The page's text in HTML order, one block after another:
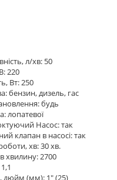
л/хв: 50
220
Вт: 250
бензин, дизель, гас
будь
лопатевої
Насос: так
клапан в насосі: так
хв: 30 хв.
хвилину: 2700
дюйм (мм): 1" (25)